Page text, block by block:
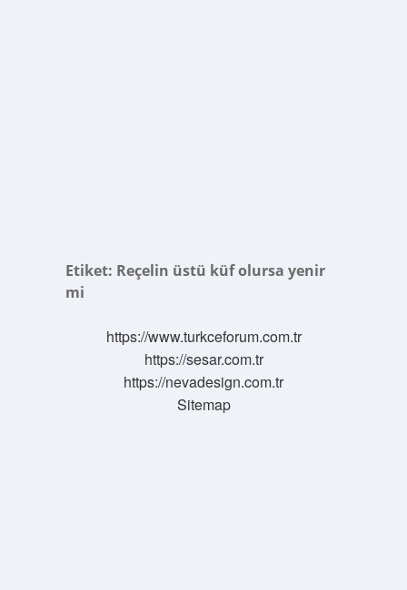
Etiket: Reçelin üstü küf olursa yenir
mi
https://www.turkceforum.com.tr
https://sesar.com.tr
https://nevadesign.com.tr
Sitemap